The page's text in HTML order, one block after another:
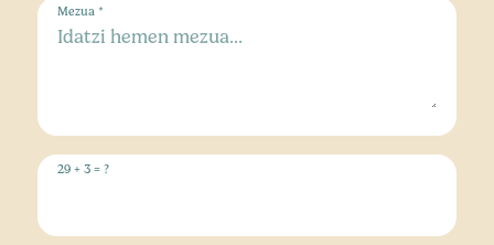
Mezua *
29 + 3 = ?